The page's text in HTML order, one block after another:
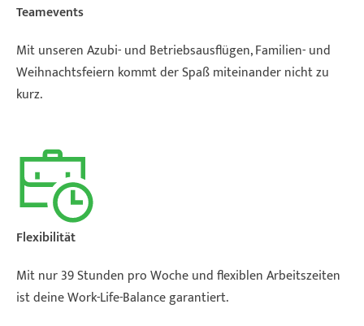
Teamevents
Mit unseren Azubi- und Betriebsausflügen, Familien- und
Weihnachtsfeiern kommt der Spaß miteinander nicht zu
kurz.
Flexibilität
Mit nur 39 Stunden pro Woche und flexiblen Arbeitszeiten
ist deine Work-Life-Balance garantiert.